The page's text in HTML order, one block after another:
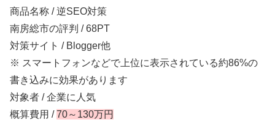
商品名称 / 逆SEO対策
南房総市の評判 / 68PT
対策サイト / Blogger他
※ スマートフォンなどで上位に表示されている約86%の
書き込みに効果があります
対象者 / 企業に人気
概算費用 /70～130万円